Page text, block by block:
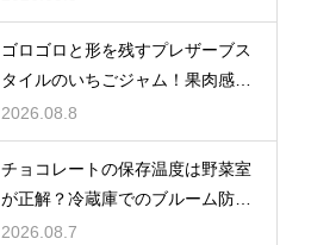
ゴロゴロと形を残すプレザーブス
タイルのいちごジャム！果肉感を
たっぷり楽しむ美味しいレシピ
2026.08.8
チョコレートの保存温度は野菜室
が正解？冷蔵庫でのブルーム防止
策
2026.08.7